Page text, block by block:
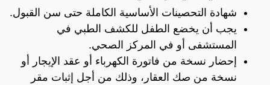
شهادة التحصينات الأساسية الكاملة حتى سن القبول.
يجب أن يخضع الطفل للكشف الطبي في
المستشفى أو في المركز الصحي.
إحضار نسخة من فاتورة الكهرباء أو عقد الإيجار أو
نسخة من صك العقار، وذلك من أجل إثبات مقر